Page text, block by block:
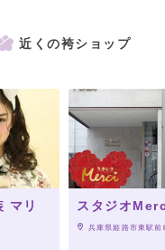
近くの袴ショップ
マリ
スタジオ
兵庫県姫路市東駅前